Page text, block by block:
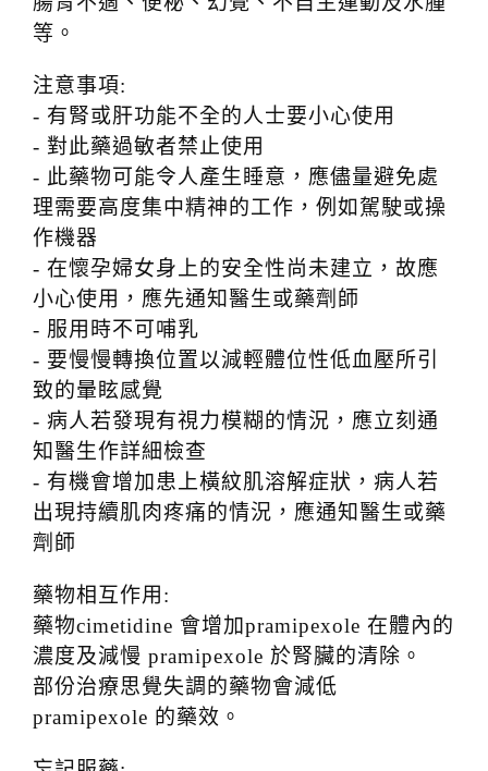
等。
注意事項:
- 有腎或肝功能不全的人士要小心使用
- 對此藥過敏者禁止使用
- 此藥物可能令人產生睡意，應儘量避免處
理需要高度集中精神的工作，例如駕駛或操
作機器
- 在懷孕婦女身上的安全性尚未建立，故應
小心使用，應先通知醫生或藥劑師
- 服用時不可哺乳
- 要慢慢轉換位置以減輕體位性低血壓所引
致的暈眩感覺
- 病人若發現有視力模糊的情況，應立刻通
知醫生作詳細檢查
- 有機會增加患上橫紋肌溶解症狀，病人若
出現持續肌肉疼痛的情況，應通知醫生或藥
劑師
藥物相互作用:
藥物cimetidine 會增加pramipexole 在體內的
濃度及減慢 pramipexole 於腎臟的清除。
部份治療思覺失調的藥物會減低
pramipexole 的藥效。